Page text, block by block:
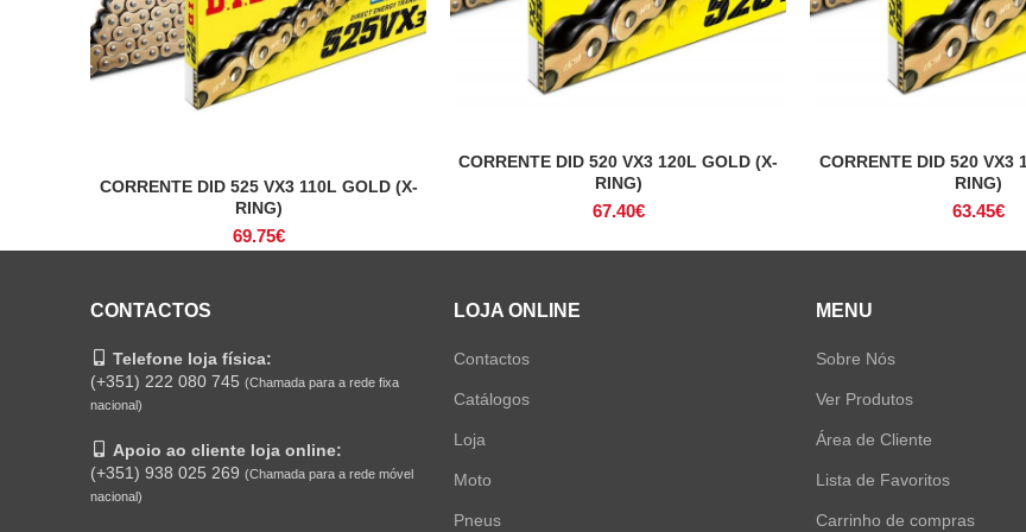
ADICIONAR
CORRENTE DID 525 VX3 110L GOLD (X-
RING)
69.75€
ADICIONAR
CORRENTE DID 520 VX3 120L GOLD (X-
RING)
67.40€
ADICIONAR
CORRENTE DID 520 VX3
RING)
63.45€
CONTACTOS
Telefone loja física:
(+351) 222 080 745 (Chamada para a rede fixa
nacional)
Apoio ao cliente loja online:
(+351) 938 025 269 (Chamada para a rede móvel
nacional)
LOJA ONLINE
Contactos
Catálogos
Loja
Moto
Pneus
MENU
Sobre Nós
Ver Produtos
Área de Cliente
Lista de Favoritos
Carrinho de compras